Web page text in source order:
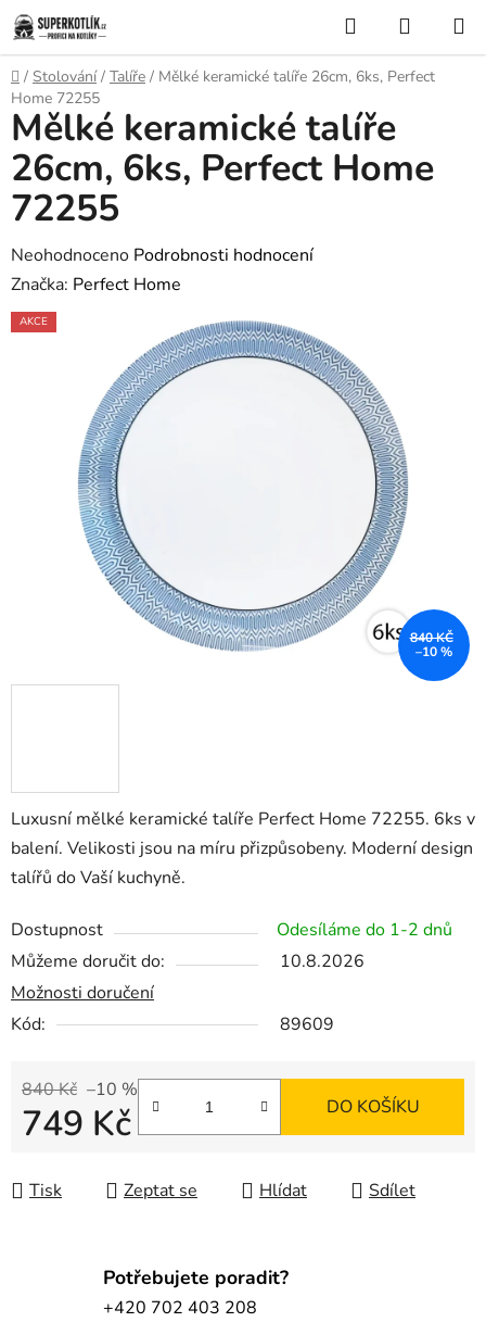
Přejít
na
obsah
Hledat
KOŠÍK
Domů
/ Stolování / Talíře / Mělké keramické talíře 26cm, 6ks, Perfect
Home 72255
Luxusní mělké keramické talíře Perfect Home 72255. 6ks v
balení. Velikosti jsou na míru přizpůsobeny. Moderní design
talířů do Vaší kuchyně.
Dostupnost
Odesíláme do 1-2 dnů
Můžeme doručit do:
10.8.2026
Možnosti doručení
Kód:
89609
840 Kč –10 %
749 Kč DO KOŠÍKU
Tisk Zeptat se Hlídat Sdílet
Mělké keramické talíře
26cm, 6ks, Perfect Home
72255
Průměrné
hodnocení
produktu
hvězdiček.
Neohodnoceno Podrobnosti hodnocení
Značka: Perfect Home
AKCE
840 KČ
–10 %
Potřebujete poradit?
+420 702 403 208